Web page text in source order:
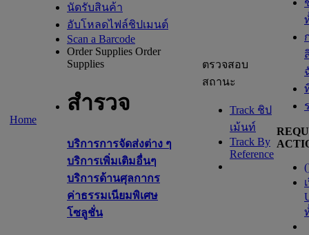
Home
นัดรับสินค้า
อับโหลดไฟล์ชิปเมนต์
Scan a Barcode
Order Supplies Order
Supplies
สำรวจ
บริการการจัดส่งต่าง ๆ
บริการเพิ่มเติมอื่นๆ
บริการด้านศุลกากร
ค่าธรรมเนียมพิเศษ
โซลูชั่น
ตรวจสอบ
สถานะ
Track ชิป
เม้นท์
Track By
Reference
(